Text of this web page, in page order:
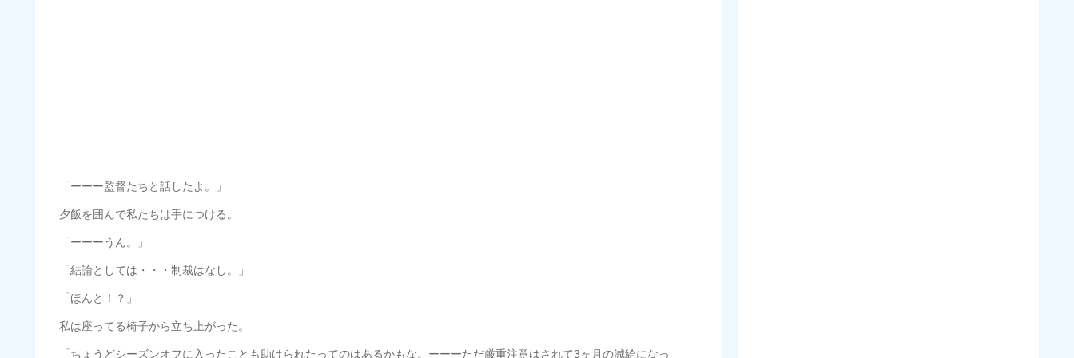
「ーーー監督たちと話したよ。」
夕飯を囲んで私たちは手につける。
「ーーーうん。」
「結論としては・・・制裁はなし。」
「ほんと！？」
私は座ってる椅子から立ち上がった。
「ちょうどシーズンオフに入ったことも助けられたってのはあるかもな。ーーーただ厳重注意はされて3ヶ月の減給になっ